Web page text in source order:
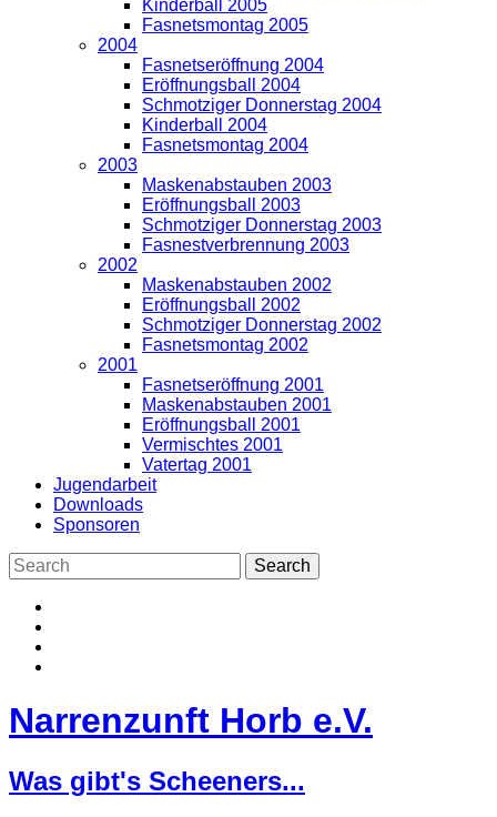
Kinderball 2005
Fasnetsmontag 2005
2004
Fasnetseröffnung 2004
Eröffnungsball 2004
Schmotziger Donnerstag 2004
Kinderball 2004
Fasnetsmontag 2004
2003
Maskenabstauben 2003
Eröffnungsball 2003
Schmotziger Donnerstag 2003
Fasnestverbrennung 2003
2002
Maskenabstauben 2002
Eröffnungsball 2002
Schmotziger Donnerstag 2002
Fasnetsmontag 2002
2001
Fasnetseröffnung 2001
Maskenabstauben 2001
Eröffnungsball 2001
Vermischtes 2001
Vatertag 2001
Jugendarbeit
Downloads
Sponsoren
Narrenzunft Horb e.V.
Was gibt's Scheeners...